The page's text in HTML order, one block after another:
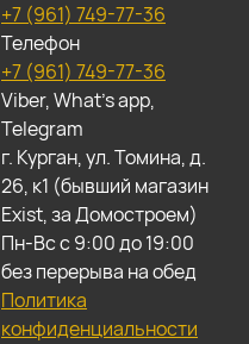
+7 (961) 749-77-36
Телефон
+7 (961) 749-77-36
Viber, What's app,
Telegram
г. Курган, ул. Томина, д.
26, к1 (бывший магазин
Exist, за Домостроем)
Пн-Вс с 9:00 до 19:00
без перерыва на обед
Политика
конфиденциальности